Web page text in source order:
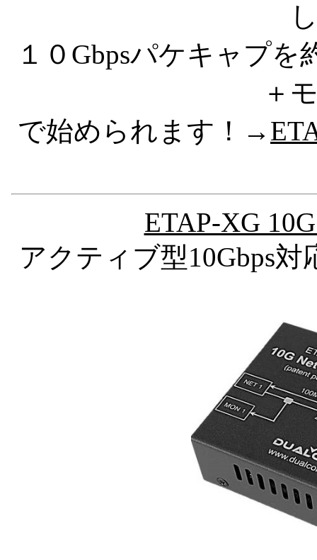
１０Gbpsパケキャプを
＋
で始められます！→
ETAP-XG
アクティブ型10Gbps